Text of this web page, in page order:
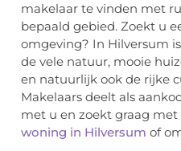
makelaar te vinden met
bepaald gebied. Zoekt u
omgeving? In Hilversum
de vele natuur, mooie
en natuurlijk ook de rijke
Makelaars deelt als
met u en zoekt graag
woning in Hilversum of